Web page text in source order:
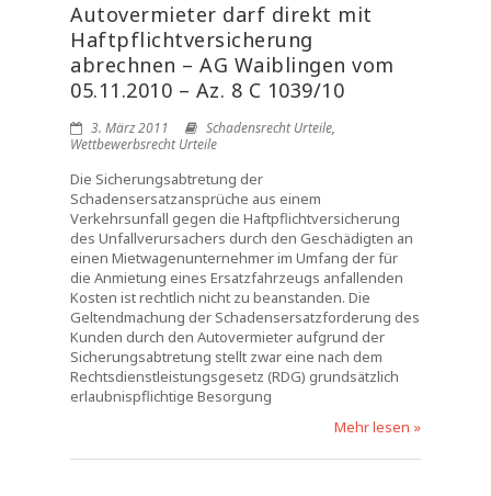
Autovermieter darf direkt mit
Haftpflichtversicherung
abrechnen – AG Waiblingen vom
05.11.2010 – Az. 8 C 1039/10
3. März 2011 Schadensrecht Urteile,
Wettbewerbsrecht Urteile
Die Sicherungsabtretung der
Schadensersatzansprüche aus einem
Verkehrsunfall gegen die Haftpflichtversicherung
des Unfallverursachers durch den Geschädigten an
einen Mietwagenunternehmer im Umfang der für
die Anmietung eines Ersatzfahrzeugs anfallenden
Kosten ist rechtlich nicht zu beanstanden. Die
Geltendmachung der Schadensersatzforderung des
Kunden durch den Autovermieter aufgrund der
Sicherungsabtretung stellt zwar eine nach dem
Rechtsdienstleistungsgesetz (RDG) grundsätzlich
erlaubnispflichtige Besorgung
Mehr lesen »